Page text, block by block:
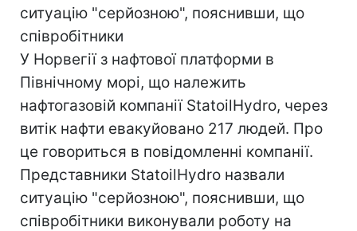
ситуацію "серйозною", пояснивши, що
співробітники
У Норвегії з нафтової платформи в
Північному морі, що належить
нафтогазовій компанії StatoilHydro, через
витік нафти евакуйовано 217 людей. Про
це говориться в повідомленні компанії.
Представники StatoilHydro назвали
ситуацію "серйозною", пояснивши, що
співробітники виконували роботу на